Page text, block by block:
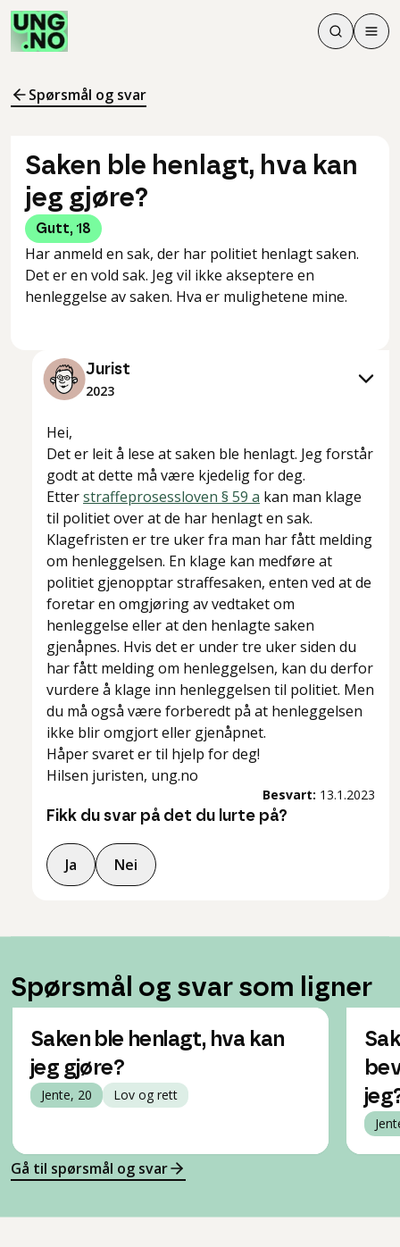
Søk
Søk
Meny
Spørsmål og svar
Saken ble henlagt, hva kan
jeg gjøre?
Gutt, 18
Har anmeld en sak, der har politiet henlagt saken.
Det er en vold sak. Jeg vil ikke akseptere en
henleggelse av saken. Hva er mulighetene mine.
Jurist
2023
Hei,
Det er leit å lese at saken ble henlagt. Jeg forstår
godt at dette må være kjedelig for deg.
Etterstraffeprosessloven § 59 a kan man klage
til politiet over at de har henlagt en sak.
Klagefristen er tre uker fra man har fått melding
om henleggelsen. En klage kan medføre at
politiet gjenopptar straffesaken, enten ved at de
foretar en omgjøring av vedtaket om
henleggelse eller at den henlagte saken
gjenåpnes. Hvis det er under tre uker siden du
har fått melding om henleggelsen, kan du derfor
vurdere å klage inn henleggelsen til politiet. Men
du må også være forberedt på at henleggelsen
ikke blir omgjort eller gjenåpnet.
Håper svaret er til hjelp for deg!
Hilsen juristen, ung.no
Besvart: 13.1.2023
Fikk du svar på det du lurte på?
Ja Nei
Spørsmål og svar som ligner
Saken ble henlagt, hva kan
jeg gjøre?
Jente, 20 Lov og rett
Gå til spørsmål og svar